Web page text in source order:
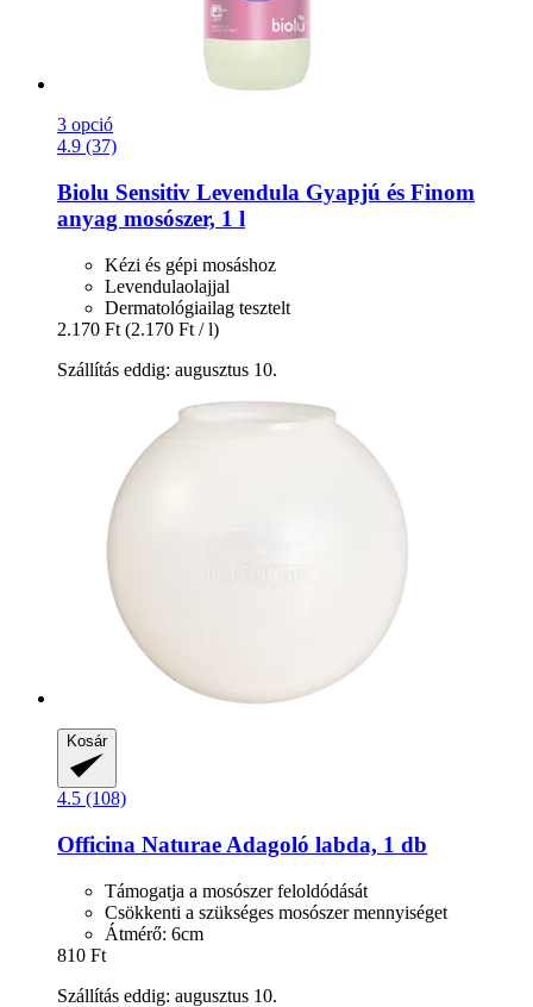
3 opció
4.9 (37)
Biolu Sensitiv Levendula Gyapjú és Finom
anyag mosószer, 1 l
Kézi és gépi mosáshoz
Levendulaolajjal
Dermatológiailag tesztelt
2.170 Ft (2.170 Ft / l)
Szállítás eddig: augusztus 10.
Kosár
4.5 (108)
Officina Naturae Adagoló labda, 1 db
Támogatja a mosószer feloldódását
Csökkenti a szükséges mosószer mennyiséget
Átmérő: 6cm
810 Ft
Szállítás eddig: augusztus 10.